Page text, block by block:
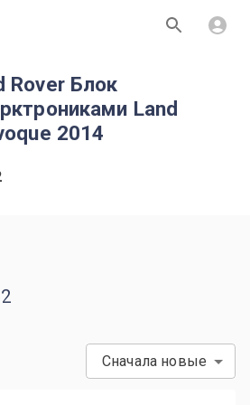
Rover Блок
Land
2014
Сначала новые